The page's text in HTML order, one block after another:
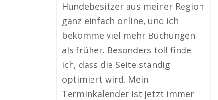
Hundebesitzer aus meiner Region
ganz einfach online, und ich
bekomme viel mehr Buchungen
als früher. Besonders toll finde
ich, dass die Seite ständig
optimiert wird. Mein
Terminkalender ist jetzt immer